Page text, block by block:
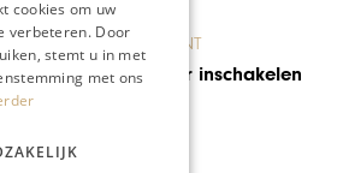
BRANDED CONTENT
Een rentmeester inschakelen
cookies om uw
verbeteren. Door
stemt u in met
met ons